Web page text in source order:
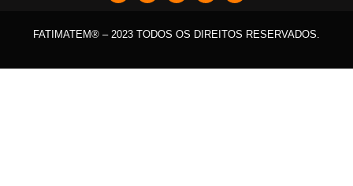
FATIMATEM® – 2023 TODOS OS DIREITOS RESERVADOS.